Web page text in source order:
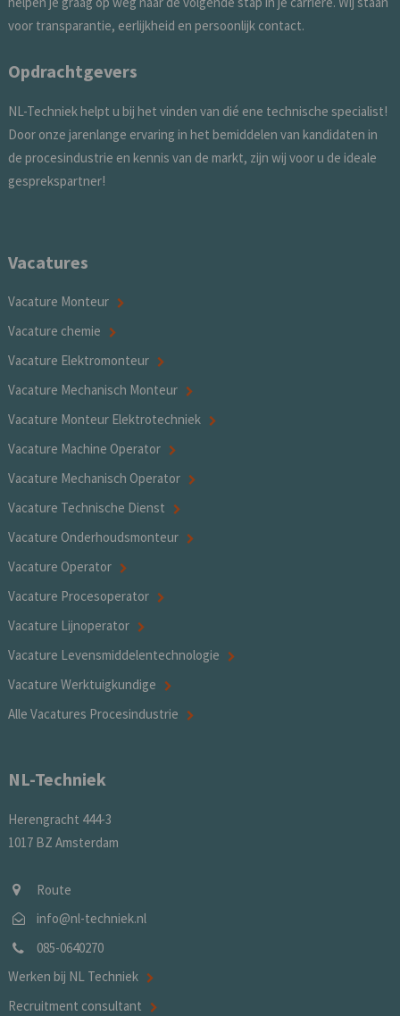
voor transparantie, eerlijkheid en persoonlijk contact.
Opdrachtgevers
NL-Techniek helpt u bij het vinden van dié ene technische specialist!
Door onze jarenlange ervaring in het bemiddelen van kandidaten in
de procesindustrie en kennis van de markt, zijn wij voor u de ideale
gesprekspartner!
Vacatures
Vacature Monteur
Vacature chemie
Vacature Elektromonteur
Vacature Mechanisch Monteur
Vacature Monteur Elektrotechniek
Vacature Machine Operator
Vacature Mechanisch Operator
Vacature Technische Dienst
Vacature Onderhoudsmonteur
Vacature Operator
Vacature Procesoperator
Vacature Lijnoperator
Vacature Levensmiddelentechnologie
Vacature Werktuigkundige
Alle Vacatures Procesindustrie
NL-Techniek
Herengracht 444-3
1017 BZ Amsterdam
Route
info@nl-techniek.nl
085-0640270
Werken bij NL Techniek
Recruitment consultant